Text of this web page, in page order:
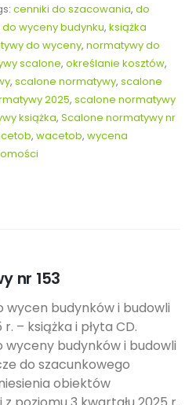
cenniki do szacowania, do
do wyceny budynku, książka
do wyceny, normatywy do
scalone, określanie kosztów,
, scalone normatywy, scalone
2025, scalone normatywy
książka, Scalone normatywy nr
, wacetob, wycena
nr 153
budynków i budowli
– książka i płyta CD.
budynków i budowli
do szacunkowego
obiektów